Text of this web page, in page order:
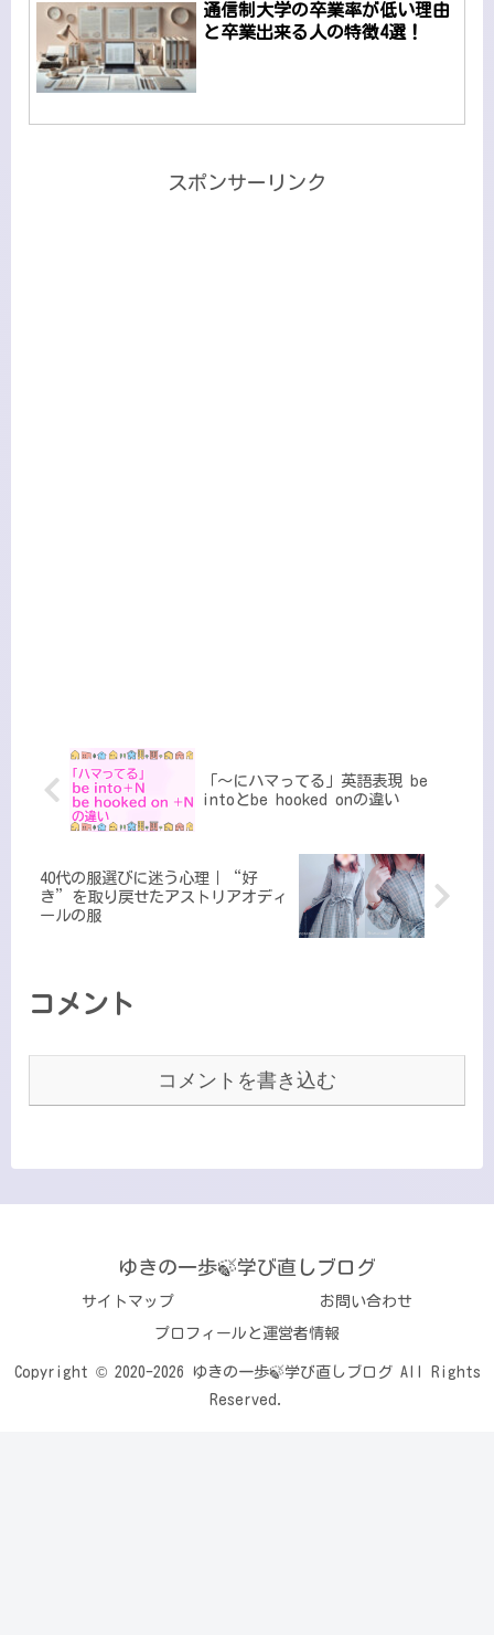
通信制大学の卒業率が低い理由
と卒業出来る人の特徴4選！
スポンサーリンク
「～にハマってる」英語表現 be
intoとbe hooked onの違い
40代の服選びに迷う心理｜“好
き”を取り戻せたアストリアオディ
ールの服
コメント
コメントを書き込む
ゆきの一歩🍃学び直しブログ
サイトマップ お問い合わせ
プロフィールと運営者情報
Copyright © 2020-2026 ゆきの一歩🍃学び直しブログ All Rights
Reserved.